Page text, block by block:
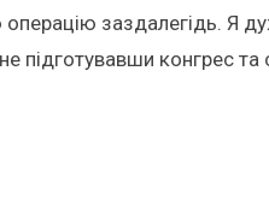
заздалегідь. Я
підготувавши конгрес